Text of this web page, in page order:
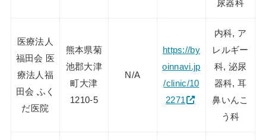
尿器科
医療法人
福田会 医
療法人福
田会 ふく
だ医院
熊本県菊
池郡大津
町大津
1210-5
N/A
https://by
oinnavi.jp
/clinic/10
2271
内科, ア
レルギー
科, 泌尿
器科, 耳
鼻いんこ
う科